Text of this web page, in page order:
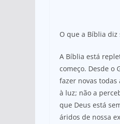
O que a Bíblia
A Bíblia está
começo. Desde o
fazer novas todas
à luz; não a
que Deus está
áridos de nossa